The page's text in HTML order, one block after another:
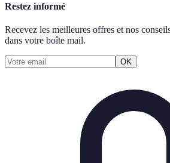
Restez informé
Recevez les meilleures offres et nos
dans votre boîte mail.
OK